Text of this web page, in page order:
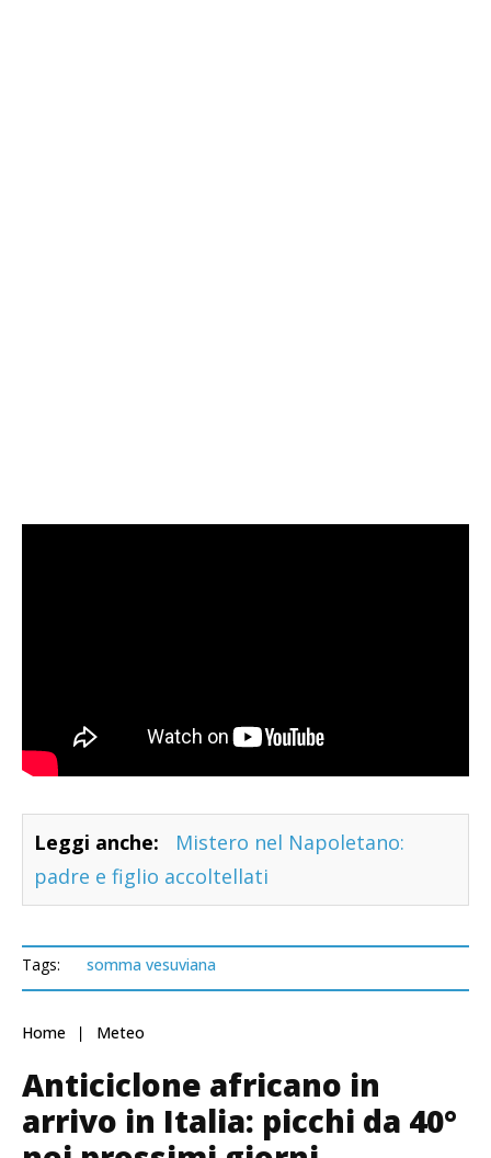
Leggi anche:
Mistero nel Napoletano:
padre e figlio accoltellati
Tags: somma vesuviana
Home Meteo
Anticiclone africano in
arrivo in Italia: picchi da 40°